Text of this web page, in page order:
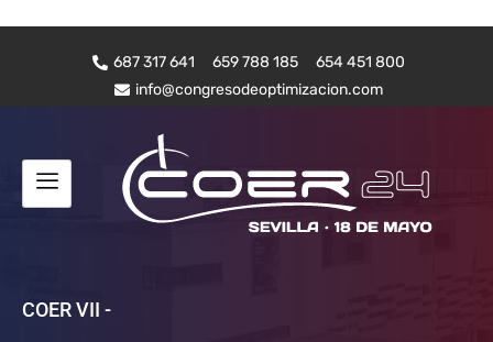
687 317 641 659 788 185
654 451 800
info@congresodeoptimizacion.com
COER VII -